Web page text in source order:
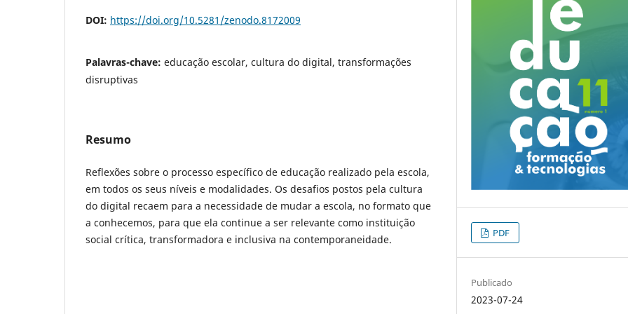
DOI: https://doi.org/10.5281/zenodo.8172009
Palavras-chave: educação escolar, cultura do digital, transformações
disruptivas
Resumo
Reflexões sobre o processo específico de educação realizado pela escola,
em todos os seus níveis e modalidades. Os desafios postos pela cultura
do digital recaem para a necessidade de mudar a escola, no formato que
a conhecemos, para que ela continue a ser relevante como instituição
social crítica, transformadora e inclusiva na contemporaneidade.
PDF
Publicado
2023-07-24